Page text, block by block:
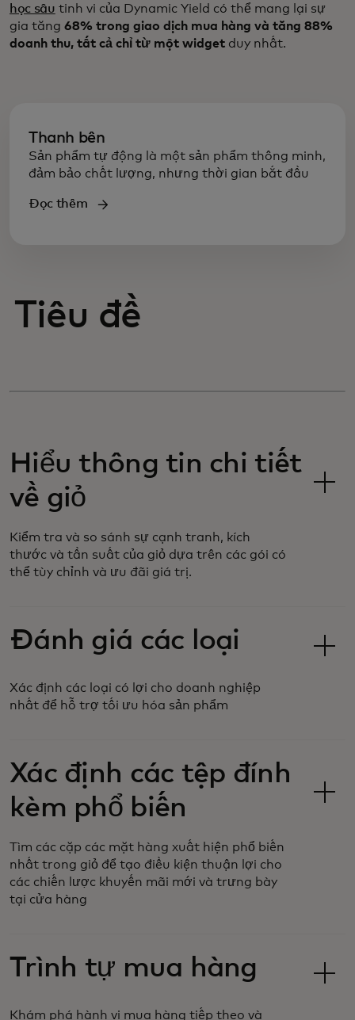
học sâu tinh vi của Dynamic Yield có thể mang lại sự
gia tăng 68% trong giao dịch mua hàng và tăng 88%
doanh thu, tất cả chỉ từ một widget duy nhất.
Thanh bên
Sản phẩm tự động là một sản phẩm thông minh,
đảm bảo chất lượng, nhưng thời gian bắt đầu
Đọc thêm
Tiêu đề
Hiểu thông tin chi tiết
về giỏ
Kiểm tra và so sánh sự cạnh tranh, kích
thước và tần suất của giỏ dựa trên các gói có
thể tùy chỉnh và ưu đãi giá trị.
Đánh giá các loại
Xác định các loại có lợi cho doanh nghiệp
nhất để hỗ trợ tối ưu hóa sản phẩm
Xác định các tệp đính
kèm phổ biến
Tìm các cặp các mặt hàng xuất hiện phổ biến
nhất trong giỏ để tạo điều kiện thuận lợi cho
các chiến lược khuyến mãi mới và trưng bày
tại cửa hàng
Trình tự mua hàng
Khám phá hành vi mua hàng tiếp theo và